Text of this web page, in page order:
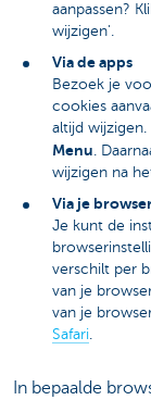
aanpassen?
wijzigen'.
Via de apps
Bezoek je
cookies
altijd
Menu.
wijzigen na
Via je
Je kunt de
verschilt per
van je
van je
Safari.
In bepaalde